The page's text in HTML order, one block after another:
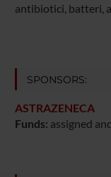
antibiotici, batteri,
SPONSORS:
ASTRAZENECA
Funds: assigned